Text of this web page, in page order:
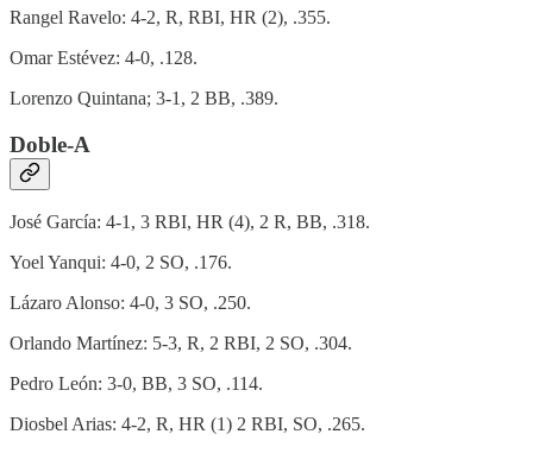
Rangel Ravelo: 4-2, R, RBI, HR (2), .355.
Omar Estévez: 4-0, .128.
Lorenzo Quintana; 3-1, 2 BB, .389.
Doble-A
José García: 4-1, 3 RBI, HR (4), 2 R, BB, .318.
Yoel Yanqui: 4-0, 2 SO, .176.
Lázaro Alonso: 4-0, 3 SO, .250.
Orlando Martínez: 5-3, R, 2 RBI, 2 SO, .304.
Pedro León: 3-0, BB, 3 SO, .114.
Diosbel Arias: 4-2, R, HR (1) 2 RBI, SO, .265.